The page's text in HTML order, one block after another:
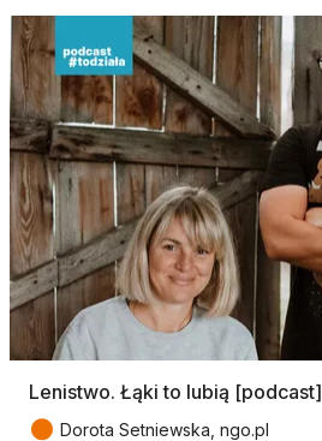
Lenistwo. Łąki to lubią [podcast]
● Dorota Setniewska, ngo.pl